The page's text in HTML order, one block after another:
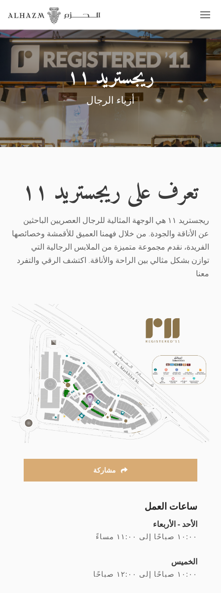
ريجستريد ۱۱
أزياء الرجال
تعرف على ريجستريد ۱۱
ريجستريد ۱۱ هي الوجهة المثالية للرجال العصريين الباحثين
عن الأناقة والجودة. من خلال فهمنا العميق للأقمشة وخصائصها
الفريدة، نقدم مجموعة متميزة من الملابس الرجالية التي
توازن بشكل مثالي بين الراحة والأناقة. اكتشف الرقي والتفرد
معنا
مشاركة
ساعات العمل
الأحد - الأربعاء
۱۰:۰۰ صباحًا إلى ۱۱:۰۰ مساءً
الخميس
۱۰:۰۰ صباحًا إلى ۱۲:۰۰ صباحًا